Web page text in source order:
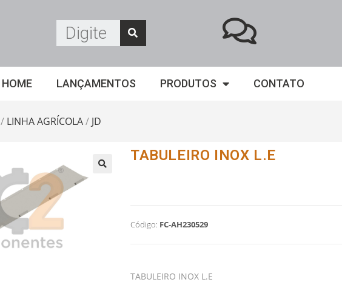
HOME LANÇAMENTOS PRODUTOS CONTATO
/ LINHA AGRÍCOLA/ JD
TABULEIRO INOX L.E
Código: FC-AH230529
TABULEIRO INOX L.E